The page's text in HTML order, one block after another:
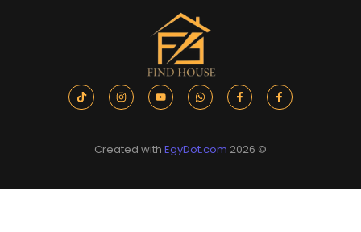
© 2026 Created with
EgyDot.com